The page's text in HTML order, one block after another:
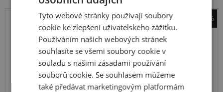
-27%
Barum
BD 200 R
225 75 R17.5
129/127M
TL, 12PR, M+S, 3PMSF
Tyto webové stránky používají soubory
cookie ke zlepšení uživatelského zážitku.
Používáním našich webových stránek
souhlasíte se všemi soubory cookie v
souladu s našimi zásadami používání
souborů cookie. Se souhlasem můžeme
také předávat marketingovým platformám